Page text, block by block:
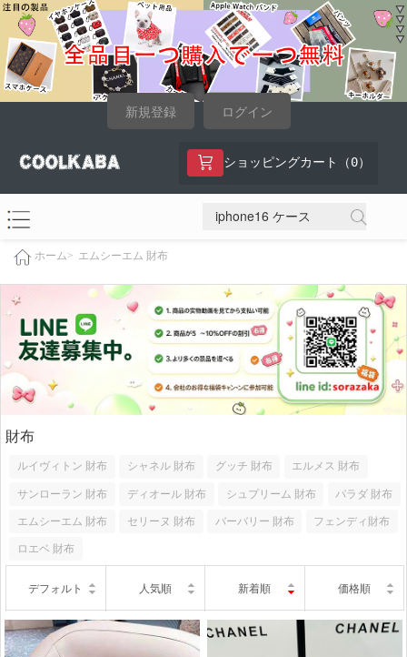
新規登録 ログイン
ショッピングカート（ 0）
ホーム> エムシーエム 財布
財布
ルイヴィトン 財布 シャネル 財布 グッチ 財布 エルメス 財布
サンローラン 財布 ディオール 財布 シュプリーム 財布 パラダ 財布
エムシーエム 財布 セリーヌ 財布 バーバリー 財布 フェンディ財布
ロエベ 財布
デフォルト 人気順 新着順 価格順